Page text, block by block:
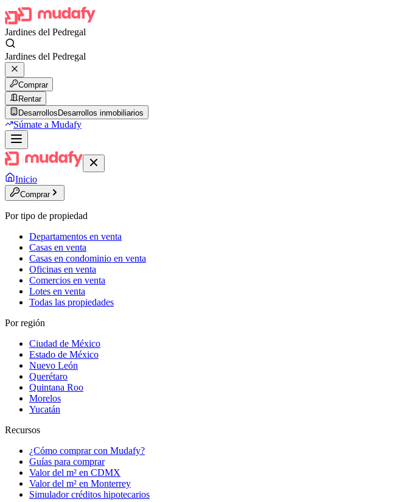
Jardines del Pedregal
Jardines del Pedregal
Comprar
Rentar
Desarrollos Desarrollos inmobiliarios
Súmate a Mudafy
Inicio
Comprar
Por tipo de propiedad
Departamentos en venta
Casas en venta
Casas en condominio en venta
Oficinas en venta
Comercios en venta
Lotes en venta
Todas las propiedades
Por región
Ciudad de México
Estado de México
Nuevo León
Querétaro
Quintana Roo
Morelos
Yucatán
Recursos
¿Cómo comprar con Mudafy?
Guías para comprar
Valor del m² en CDMX
Valor del m² en Monterrey
Simulador créditos hipotecarios